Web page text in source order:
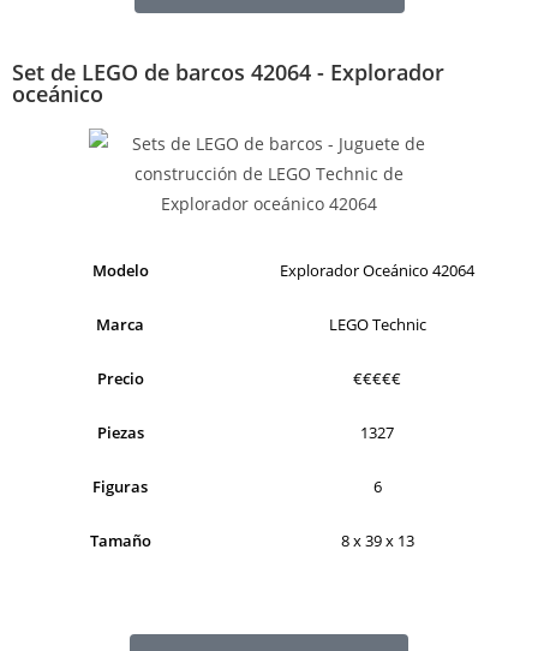
Set de LEGO de barcos 42064 - Explorador
oceánico
Modelo Explorador Oceánico 42064
Marca LEGO Technic
Precio €€€€€
Piezas 1327
Figuras 6
Tamaño 8 x 39 x 13